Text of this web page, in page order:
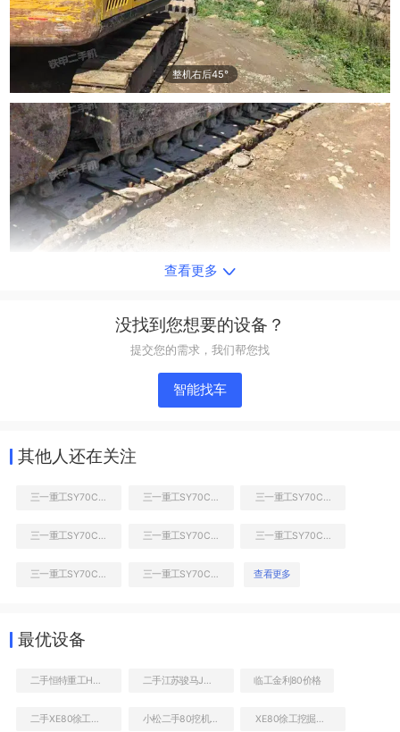
整机右后45°
液压泵舱室正面整体
查看更多
没找到您想要的设备？
提交您的需求，我们帮您找
智能找车
其他人还在关注
三一重工SY70C挖掘机 三一重工SY70C挖掘机 三一重工SY70C挖掘机
三一重工SY70C挖掘机 三一重工SY70C挖掘机 三一重工SY70C挖掘机
三一重工SY70C挖掘机 三一重工SY70C挖掘机 查看更多
最优设备
临工金利80价格